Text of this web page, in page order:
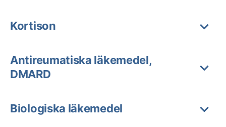
Kortison
Antireumatiska läkemedel,
DMARD
Biologiska läkemedel